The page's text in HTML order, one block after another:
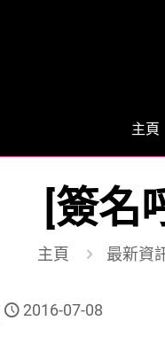
主頁
[簽名
主頁 最新資
2016-07-08